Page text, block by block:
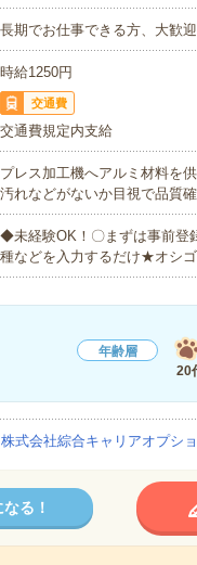
長期でお仕事できる方、大歓迎
時給1250円
交通費
交通費規定内支給
プレス加工機へアルミ材料を
汚れなどがないか目視で品質
◆未経験OK！〇まずは事前登
種などを入力するだけ★オシ
年齢層
20
株式会社綜合キャリアオプシ
る！